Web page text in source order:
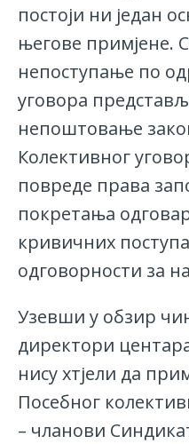
постоји ни један
његове примјене.
непоступање по
уговора
непоштовање
Колективног
повреде права
покретања
кривичних
одговорности за
Узевши у обзир
директори
нису хтјели да
Посебног
– чланови